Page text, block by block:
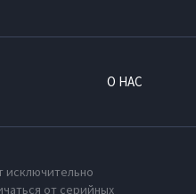
О НАС
исключительно
от серийных